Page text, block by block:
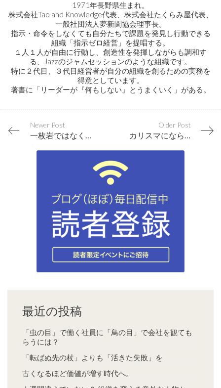
1971年長野県生まれ。
株式会社Tao and Knowledge代表、株式会社たくらみ屋代表、
一般社団法人夢新聞協会理事長。
指示・命令をしなくても自分たちで課題を発見し行動できる
組織「指示ゼロ経営」を提唱する。
１人１人が自由に行動し、創造性を発揮しながらも調和す
る、Jazzのジャムセッションのような組織です。
特に２代目、３代目経営者が自分の組織を創るための実務を
得意としています。
著書に「リーダーが『何もしない』とうまくいく」がある。
Newer Post
一枚岩ではなく多様性のある組織を目指そう
Older Post
カリスマにならずとも組織運営は誰でも上手にできる
最近の投稿
「虫の目」で働く社員に「鳥の目」で会社を観ても
らうには？
「転ばぬ先の杖」よりも「活きた失敗」を
古くなるほど価値が増す時代へ。